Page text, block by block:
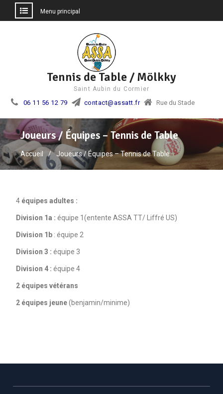
Menu principal
Tennis de Table / Mölkky
Saint Aubin du Cormier
06 11 56 12 79 contact@assatt.fr Rue du Stade
Joueurs / Équipes – Tennis de Table
Accueil Joueurs / Équipes – Tennis de Table
4équipes adultes :
Division 1a : équipe 1(entente ASSA TT/ Liffré US)
Division 1b : équipe 2
Division 3 : équipe 3
Division 4 : équipe 4
2 équipes vétérans
2 équipes jeune(benjamin/minime)